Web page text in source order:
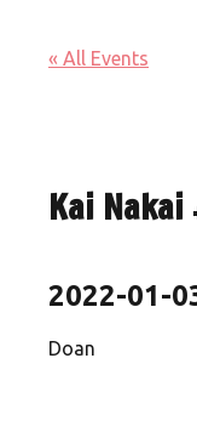
« All Events
Kai Nakai
2022-01-
Doan